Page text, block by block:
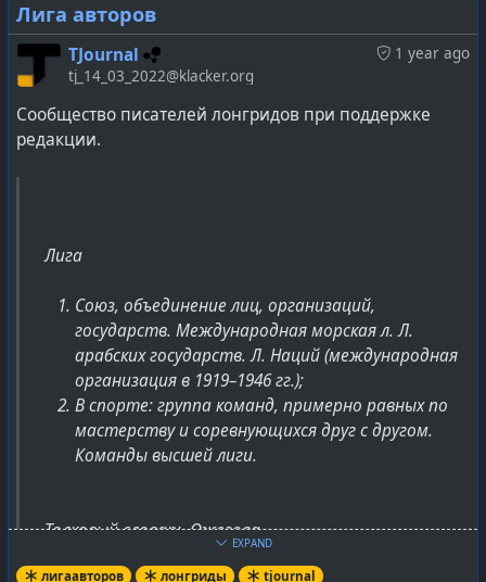
Лига авторов
1 year ago
TJournal
tj_14_03_2022@klacker.org
Сообщество писателей лонгридов при поддержке
редакции.
Лига
Союз, объединение лиц, организаций,
государств. Международная морская л. Л.
арабских государств. Л. Наций (международная
организация в 1919–1946 гг.);
В спорте: группа команд, примерно равных по
мастерству и соревнующихся друг с другом.
Команды высшей лиги.
Толковый словарь Ожегова
EXPAND
лигаавторов лонгриды tjournal